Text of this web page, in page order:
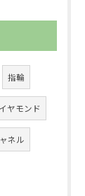
指輪
ヤモンド
ネル